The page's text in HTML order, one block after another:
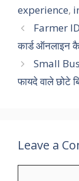
experience,
Farmer
कार्ड ऑनलाइन
Small
फायदे वाले छोटे
Leave a